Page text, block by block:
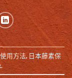
用方法, 日本藤素保
.